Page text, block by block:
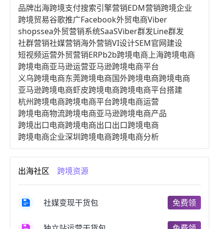
品牌出海跨境支付搜索引擎营销EDM营销跨境企业
跨境贸易谷歌推广Facebook外贸电商Viber
shopssea外贸营销系统SaaSViber群发Line群发
社群营销社媒营销海外营销VI设计SEM官网建设
短视频运营外贸营销ERPb2b跨境电商上海跨境电商
跨境电商亚马逊运营亚马逊跨境电商平台
义乌跨境电商东莞跨境电商国外跨境电商跨境电商
亚马逊跨境电商虾皮跨境电商跨境电商平台搭建
杭州跨境电商跨境电商平台跨境电商运营
跨境电商物流跨境电商亚马逊跨境电商产品
跨境出口电商跨境电商出口出口跨境电商
跨境电商企业深圳跨境电商跨境电商分析
进口跨境电商跨境电商服务广州跨境电商
跨境电商市场跨境电商创业跨境电商注册
跨境电商开店跨境电商营销
跨境电商商品个人跨境电商跨境电商案例
郑州跨境电商跨境电商趋势
出海社区 跨境资源
社媒变现干货包 免费领